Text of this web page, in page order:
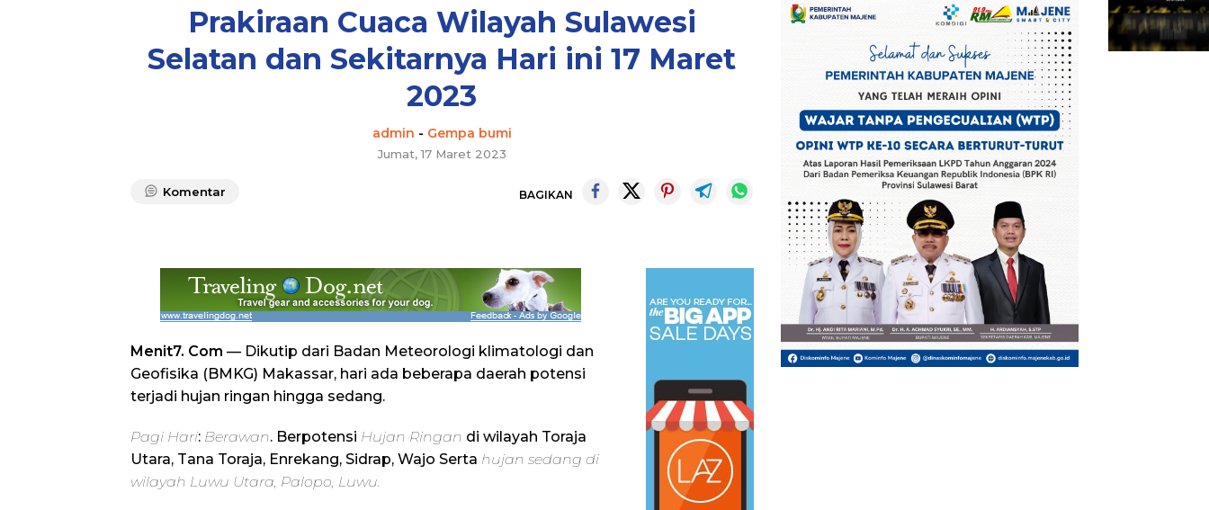
Prakiraan Cuaca Wilayah Sulawesi
Selatan dan Sekitarnya Hari ini 17 Maret
2023
admin - Gempa bumi
Jumat, 17 Maret 2023
Komentar BAGIKAN
Menit7. Com — Dikutip dari Badan Meteorologi klimatologi dan
Geofisika (BMKG) Makassar, hari ada beberapa daerah potensi
terjadi hujan ringan hingga sedang.
Pagi Hari: Berawan. Berpotensi Hujan Ringan di wilayah Toraja
Utara, Tana Toraja, Enrekang, Sidrap, Wajo Serta hujan sedang di
wilayah Luwu Utara, Palopo, Luwu.